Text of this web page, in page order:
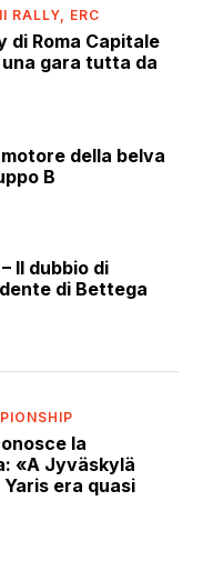
RALLY, ERC
di Roma Capitale
gara tutta da
della belva
B
Il dubbio di
di Bettega
la
«A Jyväskylä
era quasi